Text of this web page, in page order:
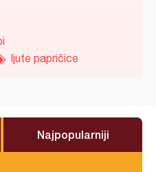
ljute papričice
Najpopularniji